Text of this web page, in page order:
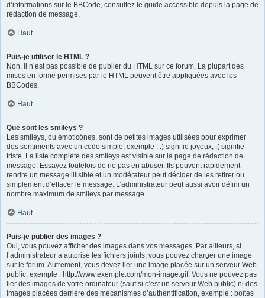
d’informations sur le BBCode, consultez le guide accessible depuis la page de
rédaction de message.
Haut
Puis-je utiliser le HTML ?
Non, il n’est pas possible de publier du HTML sur ce forum. La plupart des
mises en forme permises par le HTML peuvent être appliquées avec les
BBCodes.
Haut
Que sont les smileys ?
Les smileys, ou émoticônes, sont de petites images utilisées pour exprimer
des sentiments avec un code simple, exemple : :) signifie joyeux, :( signifie
triste. La liste complète des smileys est visible sur la page de rédaction de
message. Essayez toutefois de ne pas en abuser. Ils peuvent rapidement
rendre un message illisible et un modérateur peut décider de les retirer ou
simplement d’effacer le message. L’administrateur peut aussi avoir défini un
nombre maximum de smileys par message.
Haut
Puis-je publier des images ?
Oui, vous pouvez afficher des images dans vos messages. Par ailleurs, si
l’administrateur a autorisé les fichiers joints, vous pouvez charger une image
sur le forum. Autrement, vous devez lier une image placée sur un serveur Web
public, exemple : http://www.exemple.com/mon-image.gif. Vous ne pouvez pas
lier des images de votre ordinateur (sauf si c’est un serveur Web public) ni des
images placées derrière des mécanismes d’authentification, exemple : boîtes